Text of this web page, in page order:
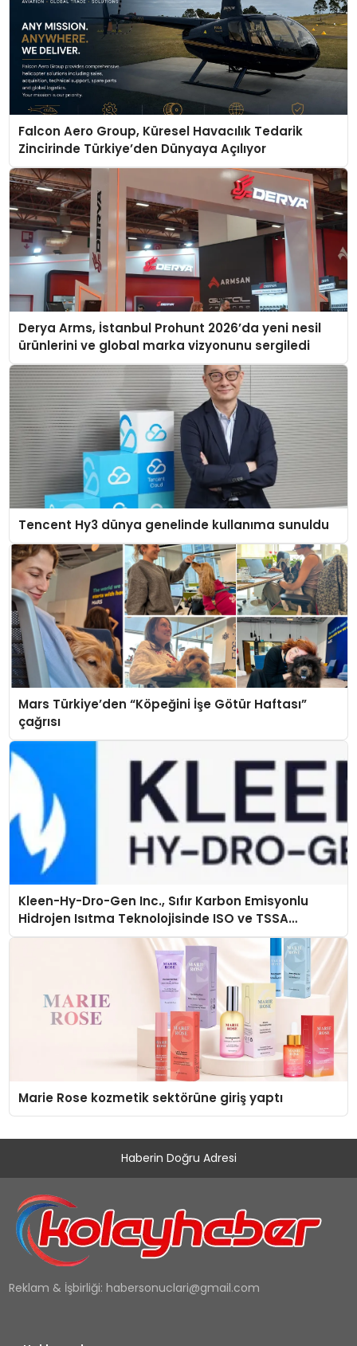
Falcon Aero Group, Küresel Havacılık Tedarik
Zincirinde Türkiye’den Dünyaya Açılıyor
Derya Arms, İstanbul Prohunt 2026’da yeni nesil
ürünlerini ve global marka vizyonunu sergiledi
Tencent Hy3 dünya genelinde kullanıma sunuldu
Mars Türkiye’den “Köpeğini İşe Götür Haftası”
çağrısı
Kleen-Hy-Dro-Gen Inc., Sıfır Karbon Emisyonlu
Hidrojen Isıtma Teknolojisinde ISO ve TSSA
Düzenleyici Onaylarını Aldı
Marie Rose kozmetik sektörüne giriş yaptı
Haberin Doğru Adresi
Reklam & İşbirliği: habersonuclari@gmail.com